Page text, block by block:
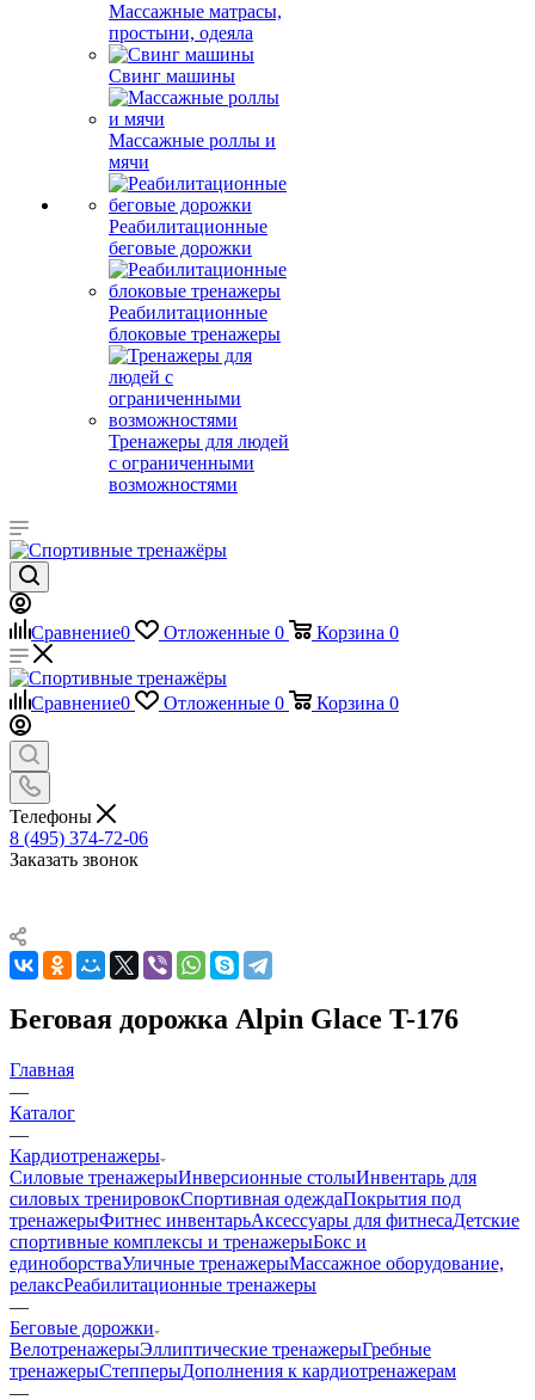
Массажные матрасы,
простыни, одеяла
Свинг машины
Массажные роллы и
мячи
Реабилитационные
беговые дорожки
Реабилитационные
блоковые тренажеры
Тренажеры для людей
с ограниченными
возможностями
Сравнение0 Отложенные 0 Корзина 0
Сравнение0 Отложенные 0 Корзина 0
Телефоны
8 (495) 374-72-06
Заказать звонок
Беговая дорожка Alpin Glace T-176
Главная
—
Каталог
—
Кардиотренажеры
Силовые тренажерыИнверсионные столыИнвентарь для
силовых тренировокСпортивная одеждаПокрытия под
тренажерыФитнес инвентарьАксессуары для фитнесаДетские
спортивные комплексы и тренажерыБокс и
единоборстваУличные тренажерыМассажное оборудование,
релаксРеабилитационные тренажеры
—
Беговые дорожки
ВелотренажерыЭллиптические тренажерыГребные
тренажерыСтепперыДополнения к кардиотренажерам
—